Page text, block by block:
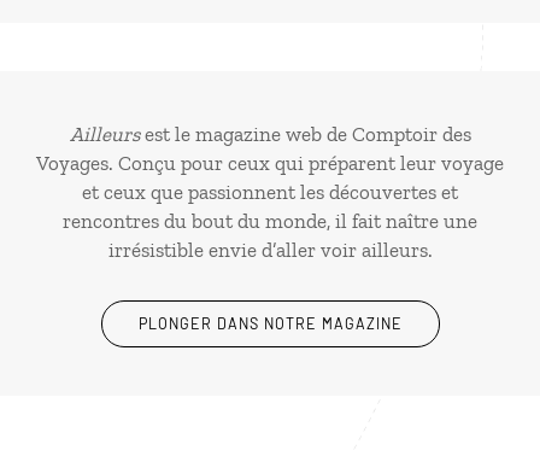
Ailleursest le magazine web de Comptoir des
Voyages. Conçu pour ceux qui préparent leur voyage
et ceux que passionnent les découvertes et
rencontres du bout du monde, il fait naître une
irrésistible envie d’aller voir ailleurs.
PLONGER DANS NOTRE MAGAZINE